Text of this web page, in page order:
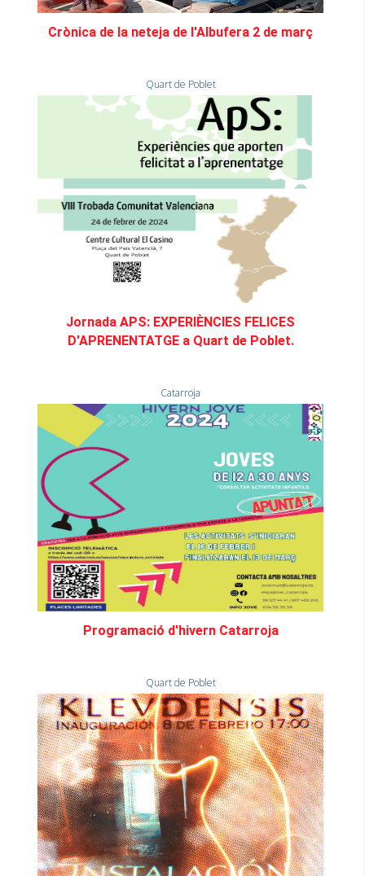
Crònica de la neteja de l'Albufera 2 de març
Quart de Poblet
Jornada APS: EXPERIÈNCIES FELICES
D'APRENENTATGE a Quart de Poblet.
Catarroja
Programació d'hivern Catarroja
Quart de Poblet